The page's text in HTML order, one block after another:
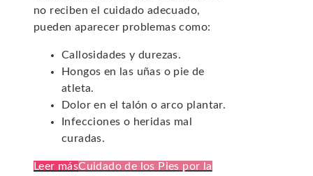
no reciben el cuidado adecuado,
pueden aparecer problemas como:
Callosidades y durezas.
Hongos en las uñas o pie de
atleta.
Dolor en el talón o arco plantar.
Infecciones o heridas mal
curadas.
Leer másCuidado de los Pies por la